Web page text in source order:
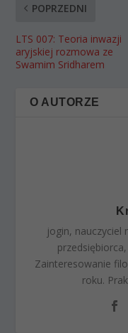
POPRZEDNI
LTS 007: Teoria inwazji
aryjskiej rozmowa ze
Swamim Sridharem
O AUTORZE
jogin, nauczyciel
Zainteresowanie
roku.